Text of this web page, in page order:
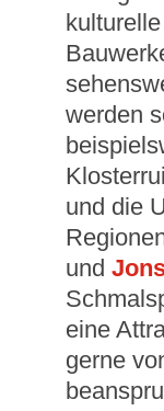
werden
und die
und
eine
gerne